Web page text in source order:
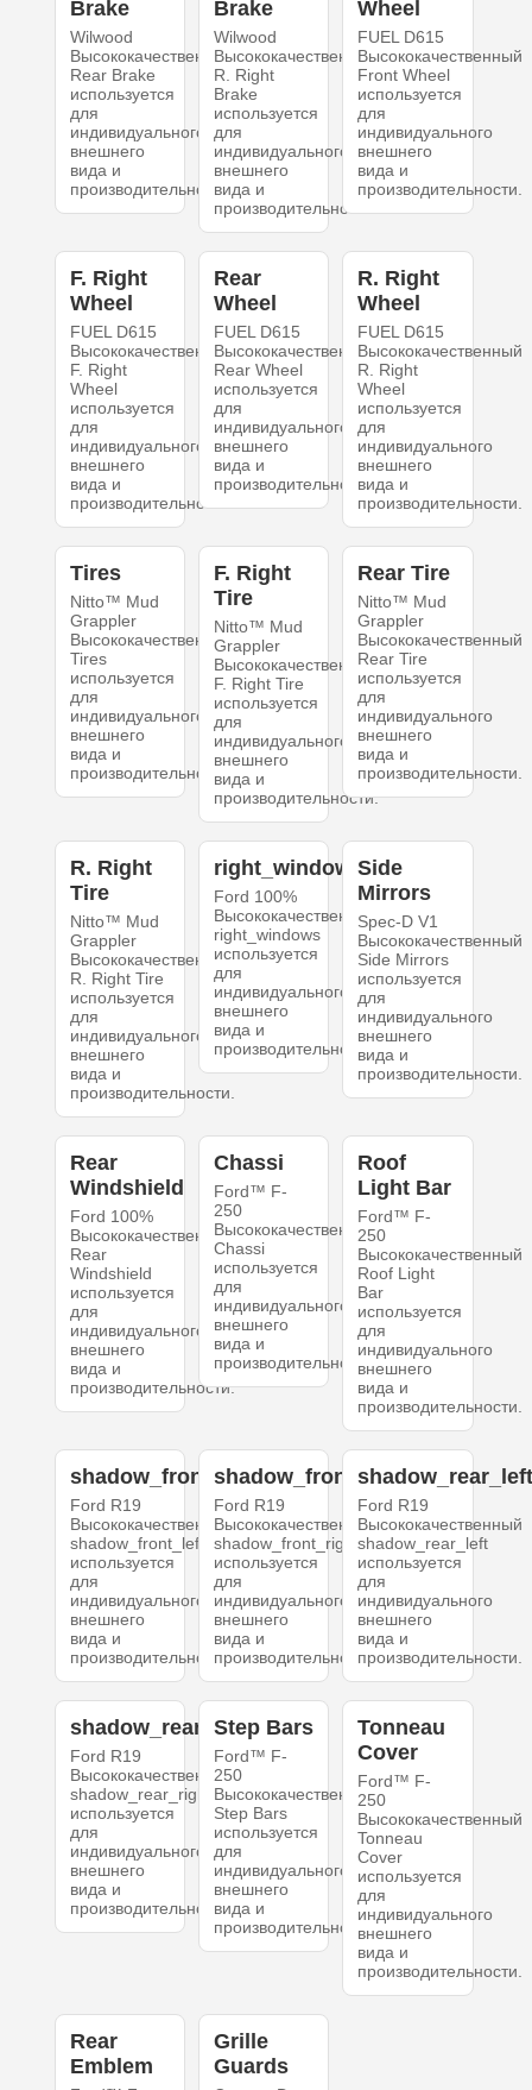
Brake
Wilwood
Высококачественный
Rear Brake
используется
для
индивидуального
внешнего
вида и
производительности.
Brake
Wilwood
Высококачественный
R. Right
Brake
используется
для
индивидуального
внешнего
вида и
производительности.
Wheel
FUEL D615
Высококачественный
Front Wheel
используется
для
индивидуального
внешнего
вида и
производительности.
F. Right
Wheel
FUEL D615
Высококачественный
F. Right
Wheel
используется
для
индивидуального
внешнего
вида и
производительности.
Rear
Wheel
FUEL D615
Высококачественный
Rear Wheel
используется
для
индивидуального
внешнего
вида и
производительности.
R. Right
Wheel
FUEL D615
Высококачественный
R. Right
Wheel
используется
для
индивидуального
внешнего
вида и
производительности.
Tires
Nitto™ Mud
Grappler
Высококачественный
Tires
используется
для
индивидуального
внешнего
вида и
производительности.
F. Right
Tire
Nitto™ Mud
Grappler
Высококачественный
F. Right Tire
используется
для
индивидуального
внешнего
вида и
производительности.
Rear Tire
Nitto™ Mud
Grappler
Высококачественный
Rear Tire
используется
для
индивидуального
внешнего
вида и
производительности.
R. Right
Tire
Nitto™ Mud
Grappler
Высококачественный
R. Right Tire
используется
для
индивидуального
внешнего
вида и
производительности.
right_windows
Ford 100%
Высококачественный
right_windows
используется
для
индивидуального
внешнего
вида и
производительности.
Side
Mirrors
Spec-D V1
Высококачественный
Side Mirrors
используется
для
индивидуального
внешнего
вида и
производительности.
Rear
Windshield
Ford 100%
Высококачественный
Rear
Windshield
используется
для
индивидуального
внешнего
вида и
производительности.
Chassi
Ford™ F-
250
Высококачественный
Chassi
используется
для
индивидуального
внешнего
вида и
производительности.
Roof
Light Bar
Ford™ F-
250
Высококачественный
Roof Light
Bar
используется
для
индивидуального
внешнего
вида и
производительности.
shadow_front_left
Ford R19
Высококачественный
shadow_front_left
используется
для
индивидуального
внешнего
вида и
производительности.
shadow_front_right
Ford R19
Высококачественный
shadow_front_right
используется
для
индивидуального
внешнего
вида и
производительности.
Ford R19
Высококачественный
shadow_rear_left
используется
для
индивидуального
внешнего
вида и
производительности.
shadow_rear_right
Ford R19
Высококачественный
shadow_rear_right
используется
для
индивидуального
внешнего
вида и
производительности.
Step Bars
Ford™ F-
250
Высококачественный
Step Bars
используется
для
индивидуального
внешнего
вида и
производительности.
Tonneau
Cover
Ford™ F-
250
Высококачественный
Tonneau
Cover
используется
для
индивидуального
внешнего
вида и
производительности.
Rear
Emblem
Grille
Guards